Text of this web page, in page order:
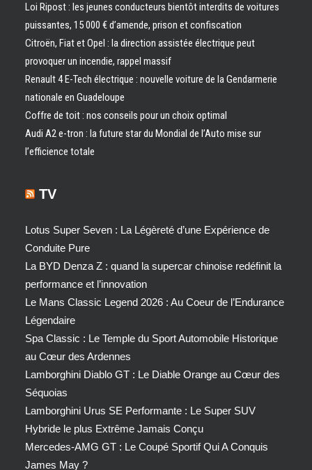
Loi Ripost : les jeunes conducteurs bientôt interdits de voitures
puissantes, 15 000 € d’amende, prison et confiscation
Citroën, Fiat et Opel : la direction assistée électrique peut
provoquer un incendie, rappel massif
Renault 4 E-Tech électrique : nouvelle voiture de la Gendarmerie
nationale en Guadeloupe
Coffre de toit : nos conseils pour un choix optimal
Audi A2 e-tron : la future star du Mondial de l’Auto mise sur
l’efficience totale
TV
Lotus Super Seven : La Légèreté d’une Expérience de
Conduite Pure
La BYD Denza Z : quand la supercar chinoise redéfinit la
performance et l’innovation
Le Mans Classic Legend 2026 : Au Coeur de l’Endurance
Légendaire
Spa Classic : Le Temple du Sport Automobile Historique
au Cœur des Ardennes
Lamborghini Diablo GT : Le Diable Orange au Cœur des
Séquoias
Lamborghini Urus SE Performante : Le Super SUV
Hybride le plus Extrême Jamais Conçu
Mercedes-AMG GT : Le Coupé Sportif Qui A Conquis
James May ?